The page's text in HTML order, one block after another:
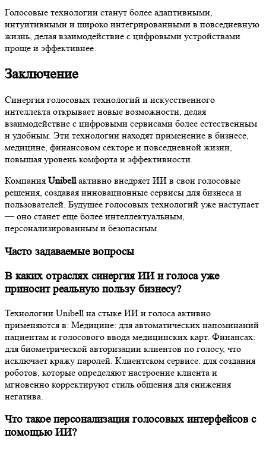
Голосовые технологии станут более адаптивными,
интуитивными и широко интегрированными в повседневную
жизнь, делая взаимодействие с цифровыми устройствами
проще и эффективнее.
Заключение
Синергия голосовых технологий и искусственного
интеллекта открывает новые возможности, делая
взаимодействие с цифровыми сервисами более естественным
и удобным. Эти технологии находят применение в бизнесе,
медицине, финансовом секторе и повседневной жизни,
повышая уровень комфорта и эффективности.
Компания Unibellактивно внедряет ИИ в свои голосовые
решения, создавая инновационные сервисы для бизнеса и
пользователей. Будущее голосовых технологий уже наступает
— оно станет еще более интеллектуальным,
персонализированным и безопасным.
Часто задаваемые вопросы
В каких отраслях синергия ИИ и голоса уже
приносит реальную пользу бизнесу?
Технологии Unibell на стыке ИИ и голоса активно
применяются в: Медицине: для автоматических напоминаний
пациентам и голосового ввода медицинских карт. Финансах:
для биометрической авторизации клиентов по голосу, что
исключает кражу паролей. Клиентском сервисе: для создания
роботов, которые определяют настроение клиента и
мгновенно корректируют стиль общения для снижения
негатива.
Что такое персонализация голосовых интерфейсов с
помощью ИИ?